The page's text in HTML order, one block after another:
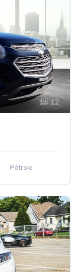
12
Pétrole